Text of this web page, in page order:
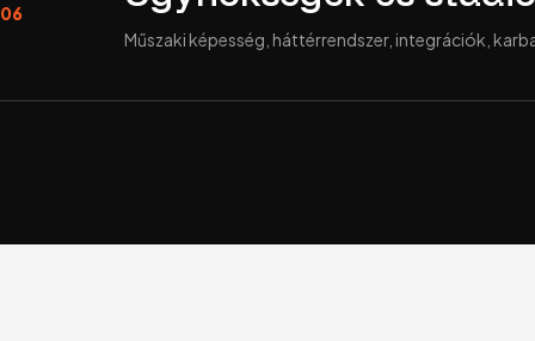
06
Műszaki képesség, háttérrendszer, integrációk,